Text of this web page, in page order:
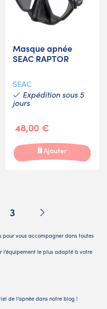
Masque apnée
SEAC RAPTOR
SEAC
Expédition sous 5
jours
48,00 €
Ajouter
3 Suivant
pour vous accompagner dans toutes
l’équipement le plus adapté à votre
de l’apnée dans notre blog !